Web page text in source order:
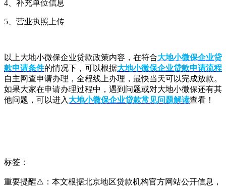
4、补充单位信息
5、营业执照上传
以上大地小微保企业贷款政策内容，在符合大地小微保企业贷
款申请条件的情况下，可以根据大地小微保企业贷款申请流程
自主网查申请办理，全程线上办理，最快当天可以完成放款。
如果大家在申请办理过程中，遇到问题或对大地小微保还有其
他问题，可以进入 大地小微保企业贷款常见问题解读查看！
标签：
重要提醒⚠️：本文根据北京地区贷款机构官方网站公开信息，